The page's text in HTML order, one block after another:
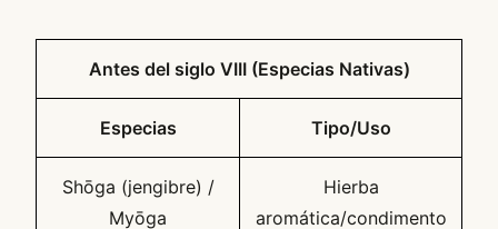
Antes del siglo VIII (Especias Nativas)
Especias Tipo/Uso
Shōga (jengibre) /
Myōga
Hierba
aromática/condimento